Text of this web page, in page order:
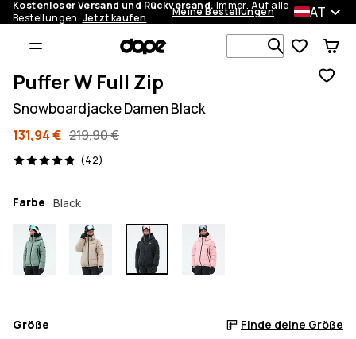
Kostenloser Versand und Rückversand. Immer. Auf alle
Bestellungen. Jetzt kaufen Meine Bestellungen AT
Puffer W Full Zip
Snowboardjacke Damen Black
131,94 € 219,90 €
(42)
42 Reviews, 4.9/5
Farbe Black
Größe Finde deine Größe